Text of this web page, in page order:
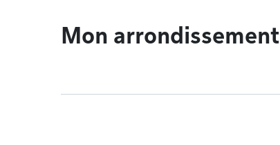
Mon arrondissement